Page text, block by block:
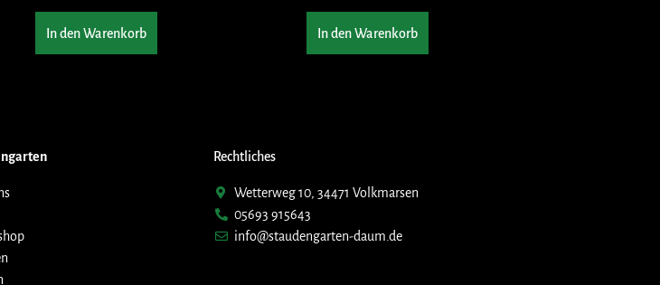
In den Warenkorb In den Warenkorb
Rechtliches
Wetterweg 10, 34471 Volkmarsen
05693 915643
info@staudengarten-daum.de